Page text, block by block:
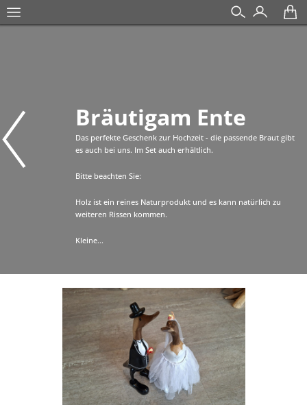
Bräutigam Ente
Das perfekte Geschenk zur Hochzeit - die passende Braut gibt
es auch bei uns. Im Set auch erhältlich.
Bitte beachten Sie:
Holz ist ein reines Naturprodukt und es kann natürlich zu
weiteren Rissen kommen.
Kleine...